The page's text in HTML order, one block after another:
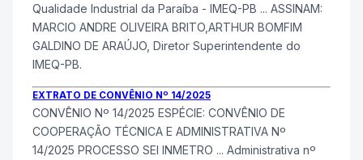
Qualidade Industrial da Paraíba - IMEQ-PB ... ASSINAM:
MARCIO ANDRE OLIVEIRA BRITO,ARTHUR BOMFIM
GALDINO DE ARAÚJO, Diretor Superintendente do
IMEQ-PB.
EXTRATO DE CONVÊNIO Nº 14/2025
CONVÊNIO Nº 14/2025 ESPÉCIE: CONVÊNIO DE
COOPERAÇÃO TÉCNICA E ADMINISTRATIVA Nº
14/2025 PROCESSO SEI INMETRO ... Administrativa nº